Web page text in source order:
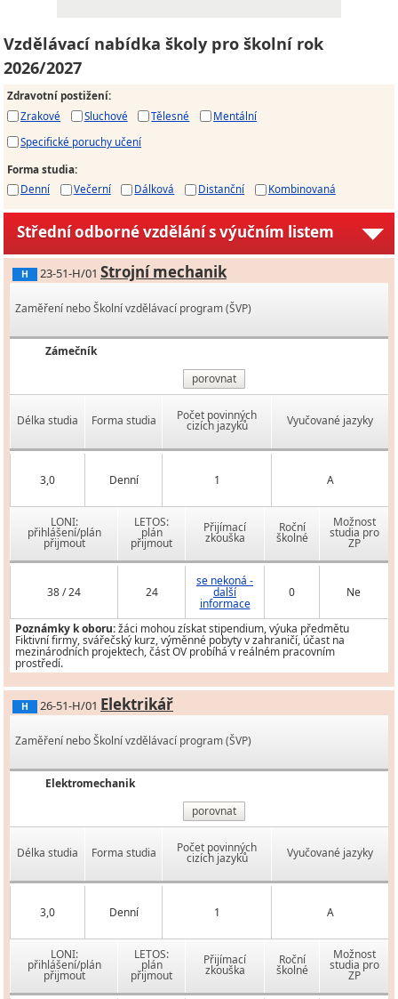
Vzdělávací nabídka školy pro školní rok
2026/2027
Zdravotní postižení:
Zrakové
Sluchové Tělesné
Mentální
Specifické poruchy učení
Forma studia:
Denní
Večerní Dálková Distanční Kombinovaná
Střední odborné vzdělání s výučním listem
H 23-51-H/01 Strojní mechanik
Zaměření nebo Školní vzdělávací program (ŠVP)
Zámečník
porovnat
Délka studia Forma studia Počet povinných
cizích jazyků Vyučované jazyky
3,0 Denní 1 A
LONI:
přihlášení/plán
přijmout
LETOS:
plán
přijmout
Přijímací
zkouška
Roční
školné
Možnost
studia pro
ZP
38 / 24 24
se nekoná -
další
informace
0 Ne
Poznámky k oboru:žáci mohou získat stipendium, výuka předmětu
Fiktivní firmy, svářečský kurz, výměnné pobyty v zahraničí, účast na
mezinárodních projektech, část OV probíhá v reálném pracovním
prostředí.
H 26-51-H/01 Elektrikář
Zaměření nebo Školní vzdělávací program (ŠVP)
Elektromechanik
porovnat
Délka studia Forma studia Počet povinných
cizích jazyků Vyučované jazyky
3,0 Denní 1 A
LONI:
přihlášení/plán
přijmout
LETOS:
plán
přijmout
Přijímací
zkouška
Roční
školné
Možnost
studia pro
ZP